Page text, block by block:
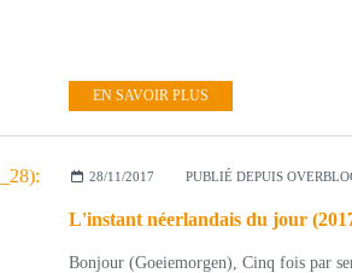
EN SAVOIR PLUS
28/11/2017 PUBLIÉ DEPUIS
Bonjour (Goeiemorgen), Cinq fois par